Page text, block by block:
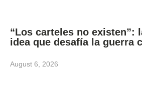
“Los carteles no existen”:
idea que desafía la guerra
August 6, 2026